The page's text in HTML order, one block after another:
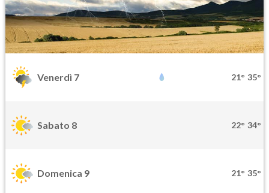
Venerdì 7 21° 35°
Sabato 8 22° 34°
Domenica 9 21° 35°